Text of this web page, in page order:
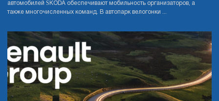
автомобилей ŠKODA обеспечивают мобильность организаторов, а
также многочисленных команд. В автопарк велогонки ...